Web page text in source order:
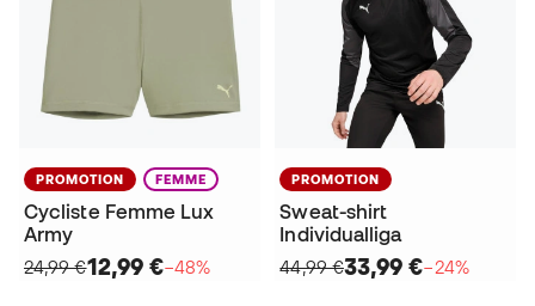
PROMOTION FEMME
Cycliste Femme Lux
Army
24,99 €12,99 €−48%
PROMOTION
Sweat-shirt
Individualliga
44,99 €33,99 €−24%